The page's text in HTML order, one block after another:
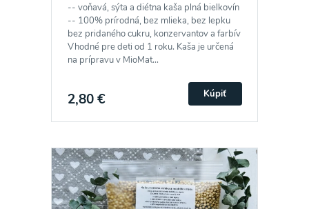
-- voňavá, sýta a diétna kaša plná bielkovín
-- 100% prírodná, bez mlieka, bez lepku
bez pridaného cukru, konzervantov a farbív
Vhodné pre deti od 1 roku. Kaša je určená
na prípravu v MioMat...
2,80 € Kúpiť